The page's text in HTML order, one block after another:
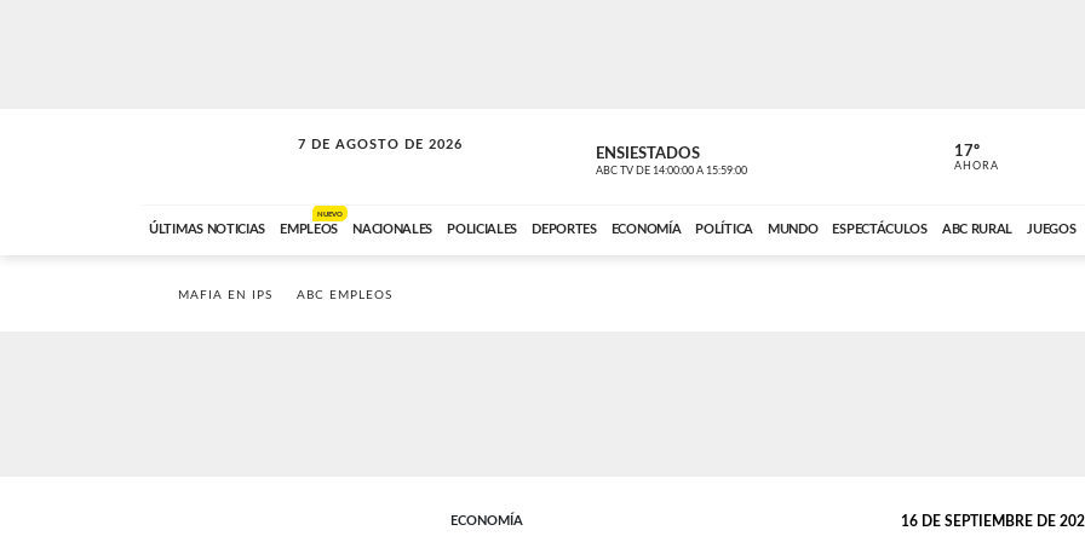
7 DE AGOSTO DE 2026
A DE LA TARDE ENSIESTADOS
ABC TV DE 14:00:00 A 15:59:00 ABC CARDINAL
17º
AHORA
ÚLTIMAS NOTICIAS EMPLEOS
NUEVO
NACIONALES POLICIALES DEPORTES ECONOMÍA POLÍTICA MUNDO ESPECTÁCULOS ABC RURAL JUEGOS
MAFIA EN IPS ABC EMPLEOS
ECONOMÍA 16 DE SEPTIEMBRE DE